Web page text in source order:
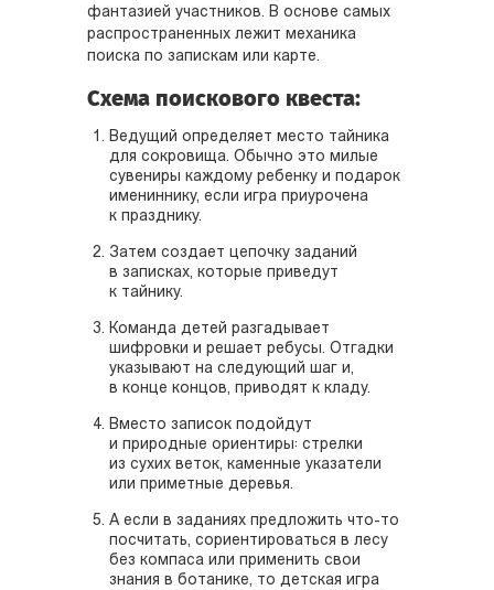
фантазией участников. В основе самых
распространенных лежит механика
поиска по запискам или карте.
Схема поискового квеста:
Ведущий определяет место тайника
для сокровища. Обычно это милые
сувениры каждому ребенку и подарок
имениннику, если игра приурочена
к празднику.
Затем создает цепочку заданий
в записках, которые приведут
к тайнику.
Команда детей разгадывает
шифровки и решает ребусы. Отгадки
указывают на следующий шаг и,
в конце концов, приводят к кладу.
Вместо записок подойдут
и природные ориентиры: стрелки
из сухих веток, каменные указатели
или приметные деревья.
А если в заданиях предложить что-то
посчитать, сориентироваться в лесу
без компаса или применить свои
знания в ботанике, то детская игра